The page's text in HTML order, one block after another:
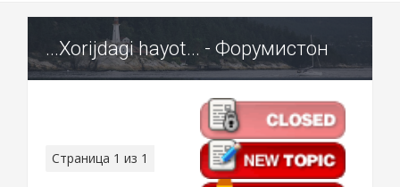
...Xorijdagi hayot... - Форумистон
Страница 1 из 1